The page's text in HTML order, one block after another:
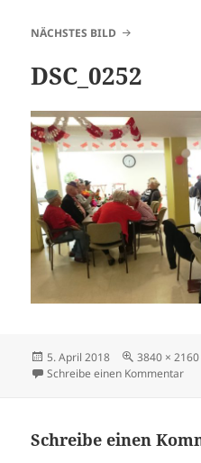
NÄCHSTES BILD
DSC_0252
Veröffentlicht
am
5. April 2018
Volle
Größe
3840 × 2160
Schreibe einen Kommentarzu
Schreibe einen